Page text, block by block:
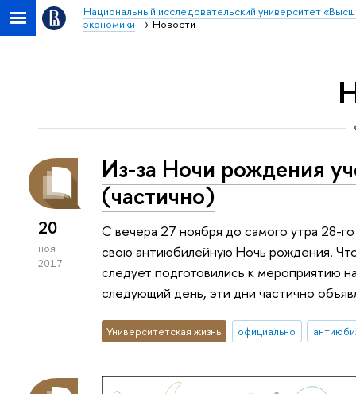
Национальный исследовательский университет
экономики
Новости
20
ноя
2017
Из-за Ночи рождения
(частично)
С вечера 27 ноября до самого утра 28-
свою антиюбилейную Ночь рождения.
следует подготовились к мероприятию
следующий день, эти дни частично
Университетская жизнь официально